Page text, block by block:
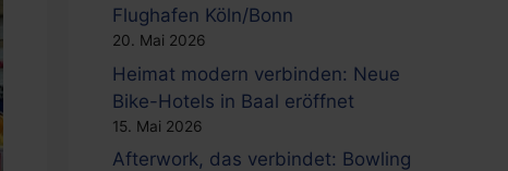
Flughafen Köln/Bonn
20. Mai 2026
Heimat modern verbinden: Neue
Bike-Hotels in Baal eröffnet
15. Mai 2026
Afterwork, das verbindet: Bowling